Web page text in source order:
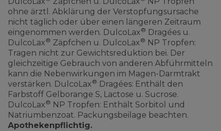
ohne ärztl. Abklärung der Verstopfungsursache
nicht täglich oder über einen längeren Zeitraum
eingenommen werden. DulcoLax® Dragées u.
DulcoLax® Zäpfchen u. DulcoLax® NP Tropfen:
Tragen nicht zur Gewichtsreduktion bei. Der
gleichzeitige Gebrauch von anderen Abführmitteln
kann die Nebenwirkungen im Magen-Darmtrakt
verstärken. DulcoLax® Dragées: Enthält den
Farbstoff Gelborange S, Lactose u. Sucrose.
DulcoLax® NP Tropfen: Enthält Sorbitol und
Natriumbenzoat. Packungsbeilage beachten.
Apothekenpflichtig.